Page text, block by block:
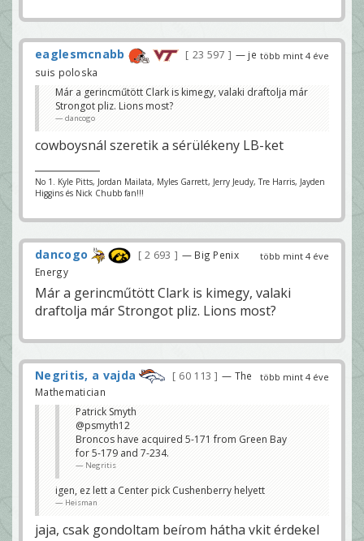
több mint 4 éve
eaglesmcnabb 23 597
— je
suis poloska
Már a gerincműtött Clark is kimegy, valaki draftolja már
Strongot pliz. Lions most?
dancogo
cowboysnál szeretik a sérülékeny LB-ket
No 1. Kyle Pitts, Jordan Mailata, Myles Garrett, Jerry Jeudy, Tre Harris, Jayden
Higgins és Nick Chubb fan!!!
több mint 4 éve
dancogo 2 693
— Big Penix
Energy
Már a gerincműtött Clark is kimegy, valaki
draftolja már Strongot pliz. Lions most?
több mint 4 éve
Negritis, a vajda 60 113
— The
Mathematician
Patrick Smyth
@psmyth12
Broncos have acquired 5-171 from Green Bay
for 5-179 and 7-234.
Negritis
igen, ez lett a Center pick Cushenberry helyett
Heisman
jaja, csak gondoltam beírom hátha vkit érdekel